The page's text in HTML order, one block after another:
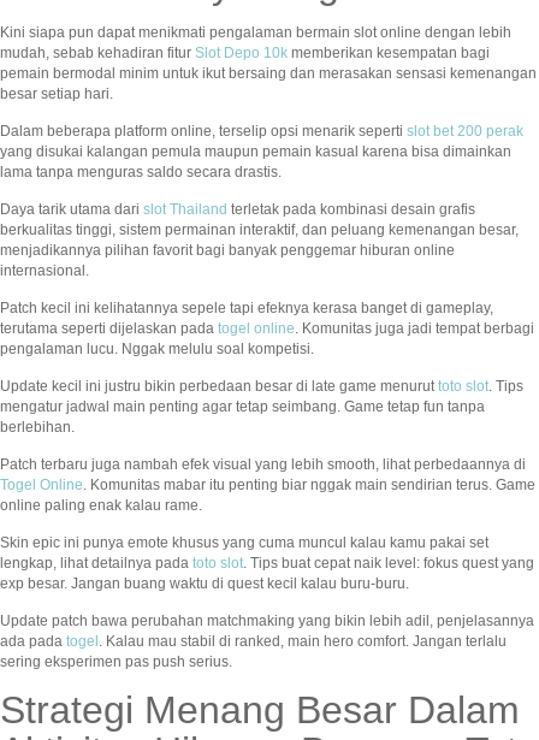
Kini siapa pun dapat menikmati pengalaman bermain slot online dengan lebih
mudah, sebab kehadiran fitur Slot Depo 10k memberikan kesempatan bagi
pemain bermodal minim untuk ikut bersaing dan merasakan sensasi kemenangan
besar setiap hari.
Dalam beberapa platform online, terselip opsi menarik seperti slot bet 200 perak
yang disukai kalangan pemula maupun pemain kasual karena bisa dimainkan
lama tanpa menguras saldo secara drastis.
Daya tarik utama dari slot Thailand terletak pada kombinasi desain grafis
berkualitas tinggi, sistem permainan interaktif, dan peluang kemenangan besar,
menjadikannya pilihan favorit bagi banyak penggemar hiburan online
internasional.
Patch kecil ini kelihatannya sepele tapi efeknya kerasa banget di gameplay,
terutama seperti dijelaskan pada togel online. Komunitas juga jadi tempat berbagi
pengalaman lucu. Nggak melulu soal kompetisi.
Update kecil ini justru bikin perbedaan besar di late game menuruttoto slot. Tips
mengatur jadwal main penting agar tetap seimbang. Game tetap fun tanpa
berlebihan.
Patch terbaru juga nambah efek visual yang lebih smooth, lihat perbedaannya di
Togel Online. Komunitas mabar itu penting biar nggak main sendirian terus. Game
online paling enak kalau rame.
Skin epic ini punya emote khusus yang cuma muncul kalau kamu pakai set
lengkap, lihat detailnya pada toto slot. Tips buat cepat naik level: fokus quest yang
exp besar. Jangan buang waktu di quest kecil kalau buru-buru.
Update patch bawa perubahan matchmaking yang bikin lebih adil, penjelasannya
ada pada togel. Kalau mau stabil di ranked, main hero comfort. Jangan terlalu
sering eksperimen pas push serius.
Strategi Menang Besar Dalam